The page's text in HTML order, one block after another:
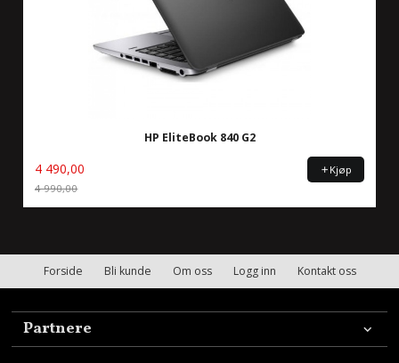
HP EliteBook 840 G2
4 490,00
4 990,00
Rabatt
Kjøp
Forside Bli kunde Om oss Logg inn Kontakt oss
Partnere